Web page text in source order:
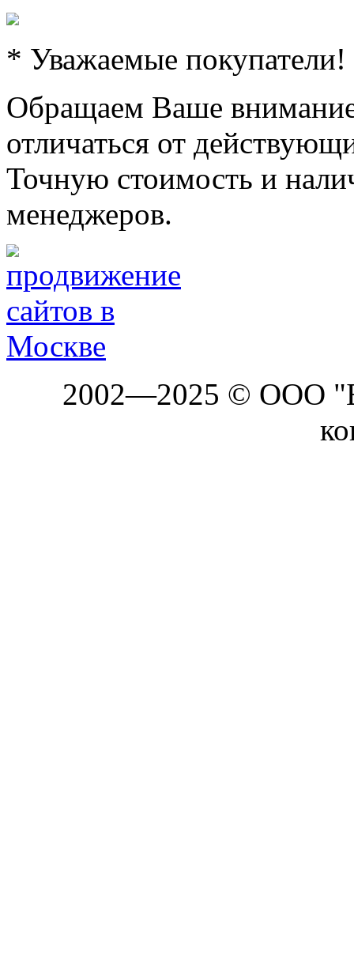
* Уважаемые покупатели!
Обращаем Ваше
отличаться от
Точную стоимость и
менеджеров.
2002—2025 © ООО